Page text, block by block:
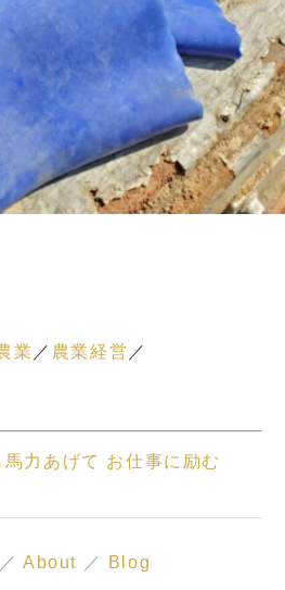
業 農業経営
力あげて お仕事に励む
／ About ／ Blog